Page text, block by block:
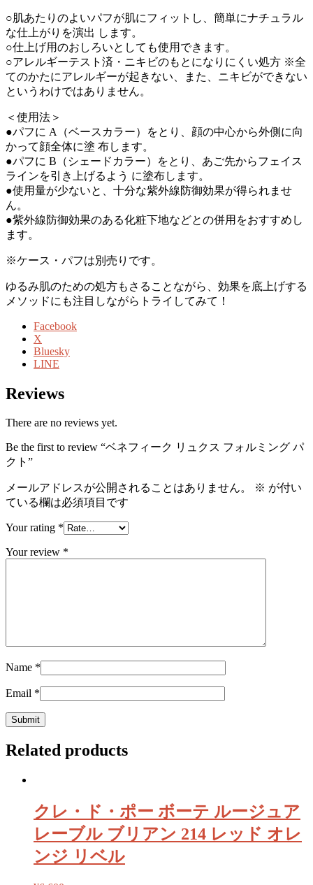
○肌あたりのよいパフが肌にフィットし、簡単にナチュラル
な仕上がりを演出 します。
○仕上げ用のおしろいとしても使用できます。
○アレルギーテスト済・ニキビのもとになりにくい処方 ※全
てのかたにアレルギーが起きない、また、ニキビができない
というわけではありません。
＜使用法＞
●パフに A（ベースカラー）をとり、顔の中心から外側に向
かって顔全体に塗 布します。
●パフに B（シェードカラー）をとり、あご先からフェイス
ラインを引き上げるよう に塗布します。
●使用量が少ないと、十分な紫外線防御効果が得られませ
ん。
●紫外線防御効果のある化粧下地などとの併用をおすすめし
ます。
※ケース・パフは別売りです。
ゆるみ肌のための処方もさることながら、効果を底上げする
メソッドにも注目しながらトライしてみて！
Facebook
X
Bluesky
LINE
Reviews
There are no reviews yet.
Be the first to review “ベネフィーク リュクス フォルミング パ
クト”
メールアドレスが公開されることはありません。 ※ が付い
ている欄は必須項目です
Your rating *
Your review *
Name *
Email *
Related products
クレ・ド・ポー ボーテ ルージュア
レーブル ブリアン 214 レッド オレ
ンジ リベル